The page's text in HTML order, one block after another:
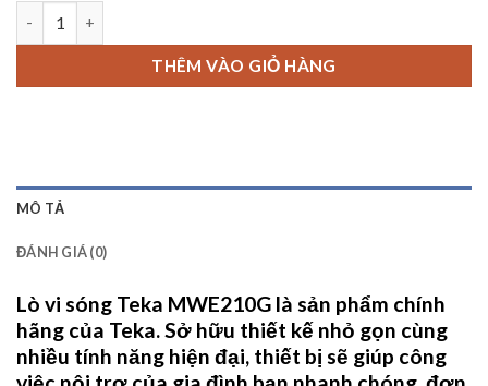
THÊM VÀO GIỎ HÀNG
MÔ TẢ
ĐÁNH GIÁ (0)
Lò vi sóng Teka MWE210G là sản phẩm chính
hãng của Teka. Sở hữu thiết kế nhỏ gọn cùng
nhiều tính năng hiện đại, thiết bị sẽ giúp công